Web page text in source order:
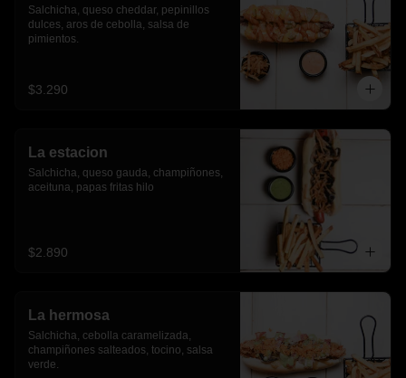
Salchicha, queso cheddar, pepinillos
dulces, aros de cebolla, salsa de
pimientos.
$3.290
La estacion
Salchicha, queso gauda, champiñones,
aceituna, papas fritas hilo
$2.890
La hermosa
Salchicha, cebolla caramelizada,
champiñones salteados, tocino, salsa
verde.